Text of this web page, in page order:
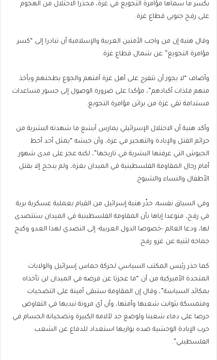
بكسر ما سماها مؤامرة التجويع في غزة، محذرا الاحتلال من الهجوم
على رفح جنوبي قطاع غزة.
وقال هنية إن من واجب الأمتين العربية والإسلامية أن تبادرا إلى “كسر
مؤامرة التجويع” عن شمال قطاع غزة.
وأضاف “لا يجوز أن تتفرج على أهل غزة أمتهم والجوع يطحنهم ويأخذ
منهم فلذات أكبادهم”، مؤكدا على ضرورة الوصول إلى جسور مساعدات
مستدامة تقي غزة من براثن مؤامرة التجويع.
وأكد هنية أن الاحتلال الإسرائيلي يمارس أبشع ما شهدته البشرية من
جرائم القتل والإبادة والتهجير في غزة، وأن جيشه “يمثل أحد أحط
الجيوش التي عرفتها البشرية في تاريخها”، لكنه عجز على مدى شهور
أمام رجال المقاومة الفلسطينية في الميدان بغزة، ولم ينجح إلا بقتل
الأطفال والنساء والشيوخ.
وفي السياق نفسه، حذّر هنية إسرائيل من القيام بعملية عسكرية برية
في رفح، متوعدا إياها بأن المقاومة الفلسطينية في الميدان ستتصدى
لها، ودعا العالم -خصوصا الدول العربية- إلى التصدي لهذا العدو وكبح
جماحه لثنيه عن غزو رفح.
كما حذر رئيس المكتب السياسي لحركة حماس إسرائيل والولايات
المتحدة الأميركية من أن “ما عجزتا عن فرضه في الميدان لن تأخذاه
بمكائد السياسة”، وقال إن المقاومة ستبقى أمينة على التضحيات
ومتمسكة بثوابت شعبها وأمتها، وأن أي مرونة نبديها في التفاوض
حرصا على دماء شعبنا ولوضع حد لآلامه الكبيرة وتضحياته الجسام في
حرب الإبادة الوحشية ضده يوازيها استعداد للدفاع عن الشعب
الفلسطيني”.